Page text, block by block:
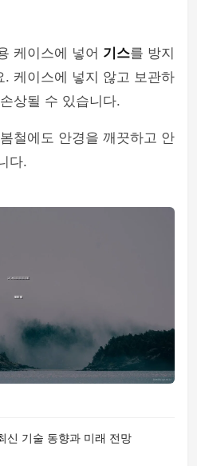
케이스에 넣어 기스를 방지
케이스에 넣지 않고 보관하
상될 수 있습니다.
철에도 안경을 깨끗하고 안
다.
신 기술 동향과 미래 전망